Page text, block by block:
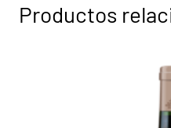
Productos